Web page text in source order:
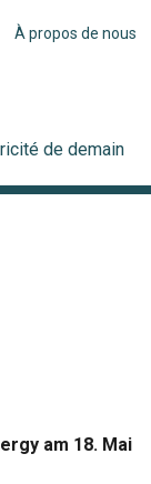
À propos de nous
de demain
am 18. Mai